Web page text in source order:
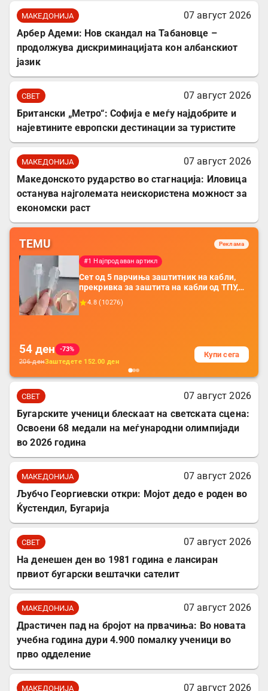
МАКЕДОНИЈА
07 август 2026
Арбер Адеми: Нов скандал на Табановце –
продолжува дискриминацијата кон албанскиот
јазик
СВЕТ
07 август 2026
Британски „Метро“: Софија е меѓу најдобрите и
најевтините европски дестинации за туристите
МАКЕДОНИЈА
07 август 2026
Македонското рударство во стагнација: Иловица
останува најголемата неискористена можност за
економски раст
TEMU Реклама
#1 Најпродаван артикл
Сет од 5 парчиња заштитник на кабли,
прекривка за заштита на кабли од ТПУ,
додатоци за заштита на кабли, без
батерија, за мобилни телефони, комплет
4.8 ( 10276)
54 ден
-73%
206денЗаштедете 152.00 ден
Купи сега
СВЕТ
07 август 2026
Бугарските ученици блескаат на светската сцена:
Освоени 68 медали на меѓународни олимпијади
во 2026 година
МАКЕДОНИЈА
07 август 2026
Љубчо Георгиевски откри: Мојот дедо е роден во
Ќустендил, Бугарија
СВЕТ
07 август 2026
На денешен ден во 1981 година е лансиран
првиот бугарски вештачки сателит
МАКЕДОНИЈА
07 август 2026
Драстичен пад на бројот на првачиња: Во новата
учебна година дури 4.900 помалку ученици во
прво одделение
МАКЕДОНИЈА 07 август 2026